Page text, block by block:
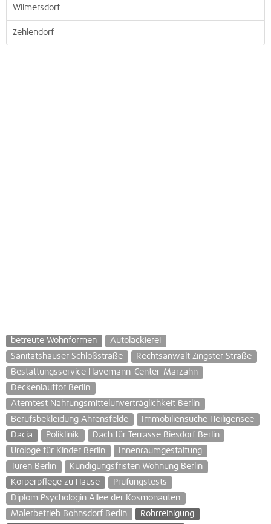
Wilmersdorf
Zehlendorf
betreute Wohnformen
Autolackierei
Sanitätshäuser Schloßstraße
Rechtsanwalt Zingster Straße
Bestattungsservice Havemann-Center-Marzahn
Deckenlauftor Berlin
Atemtest Nahrungsmittelunverträglichkeit Berlin
Berufsbekleidung Ahrensfelde
Immobiliensuche Heiligensee
Dacia
Poliklinik
Dach für Terrasse Biesdorf Berlin
Urologe für Kinder Berlin
Innenraumgestaltung
Türen Berlin
Kündigungsfristen Wohnung Berlin
Körperpflege zu Hause
Prüfungstests
Diplom Psychologin Allee der Kosmonauten
Malerbetrieb Bohnsdorf Berlin
Rohrreinigung